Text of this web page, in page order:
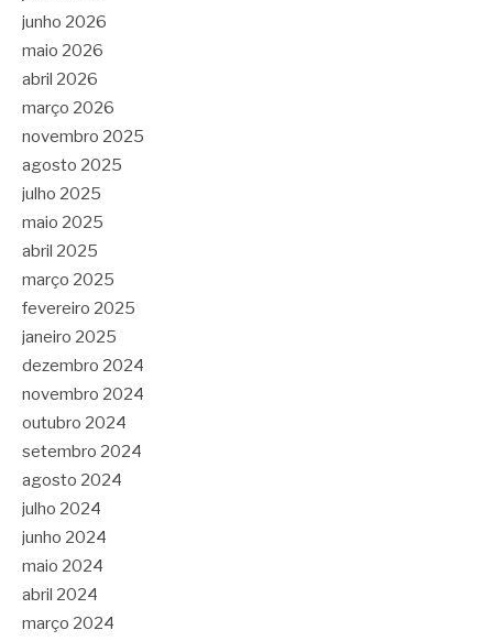
junho 2026
maio 2026
abril 2026
março 2026
novembro 2025
agosto 2025
julho 2025
maio 2025
abril 2025
março 2025
fevereiro 2025
janeiro 2025
dezembro 2024
novembro 2024
outubro 2024
setembro 2024
agosto 2024
julho 2024
junho 2024
maio 2024
abril 2024
março 2024